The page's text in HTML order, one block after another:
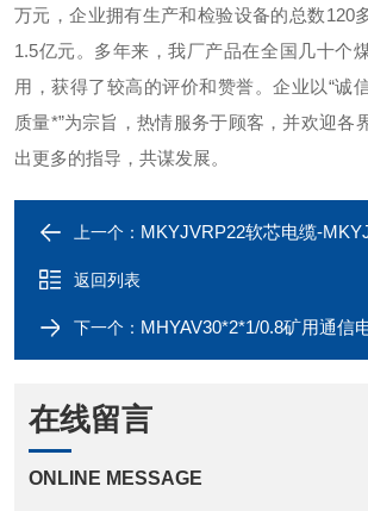
万元，企业拥有生产和检验设备的总数120
1.5亿元。多年来，我厂产品在全国几十个
用，获得了较高的评价和赞誉。企业以“诚
质量*”为宗旨，热情服务于顾客，并欢迎各
出更多的指导，共谋发展。
上一个： MKYJVRP22软芯电缆-
返回列表
下一个： MHYAV30*2*1/0.8矿用通信
在线留言
ONLINE MESSAGE